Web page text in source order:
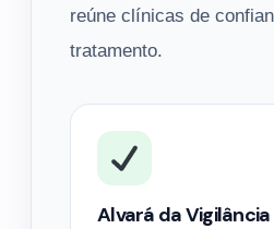
reúne clínicas de
tratamento.
Alvará da Vigilância